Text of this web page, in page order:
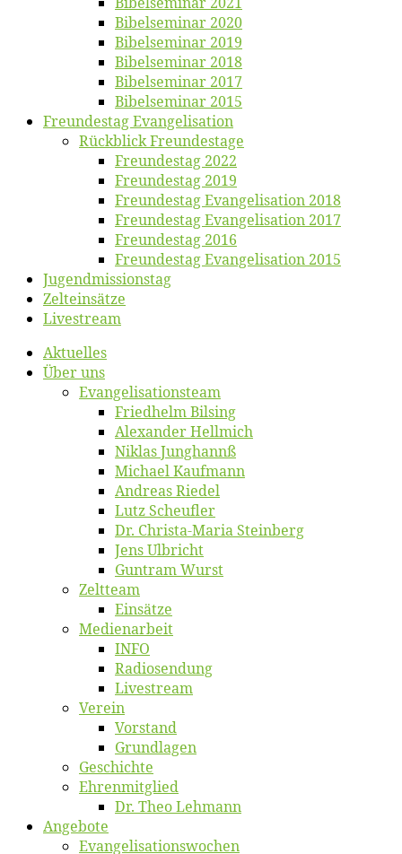
Bi­bel­se­mi­nar 2020
Bi­bel­se­mi­nar 2019
Bi­bel­se­mi­nar 2018
Bibelsemi­nar 2017
Bibelsemi­nar 2015
Freun­des­tag Evangelisation
Rück­blick Freundestage
Freun­des­tag 2022
Freun­des­tag 2019
Freun­des­tag Evan­ge­li­sa­ti­on 2018
Freun­des­tag Evan­ge­li­sa­ti­on 2017
Freun­des­tag 2016
Freun­des­tag Evan­ge­li­sa­ti­on 2015
Jugend­mis­sions­tag
Zelt­ein­sät­ze
Live­stream
Ak­tu­el­les
Über uns
Evangelisa­tions­team
Fried­helm Bilsing
Alex­an­der Hellmich
Ni­klas Junghannß
Mi­cha­el Kaufmann
An­dre­as Riedel
Lutz Scheuf­ler
Dr. Chris­­ta-Ma­ria Steinberg
Jens Ulb­richt
Gun­tram Wurst
Zelt­team
Ein­sät­ze
Me­di­en­ar­beit
INFO
Ra­dio­sen­dung
Live­stream
Ver­ein
Vor­stand
Grund­la­gen
Ge­schich­te
Eh­ren­mit­glied
Dr. Theo Lehmann
An­ge­bo­te
Evangelisa­tions­wo­chen